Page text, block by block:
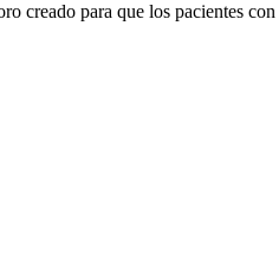
creado para que los pacientes